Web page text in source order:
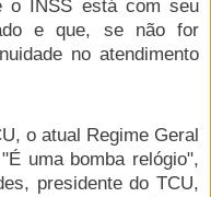
o INSS está com seu
e que, se não for
no atendimento
o atual Regime Geral
uma bomba relógio",
presidente do TCU,